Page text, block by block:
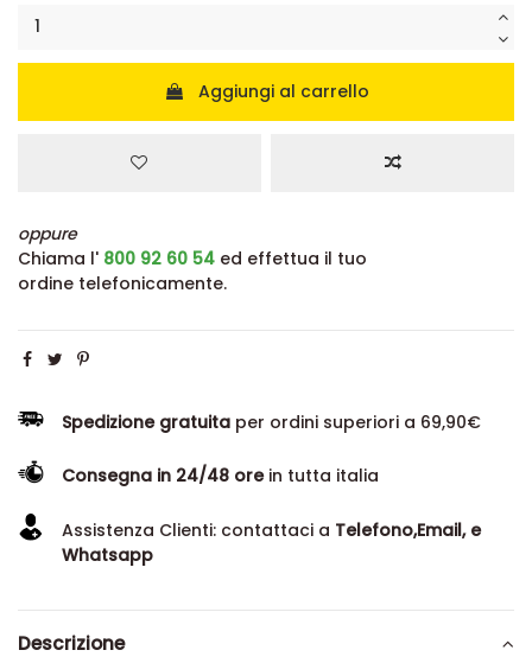
oppure
ordine telefonicamente.
Spedizione gratuita per ordini superiori a 69,90€
Consegna in 24/48 orein tutta italia
Whatsapp